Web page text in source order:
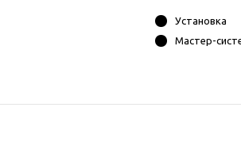
Установка
Мастер-